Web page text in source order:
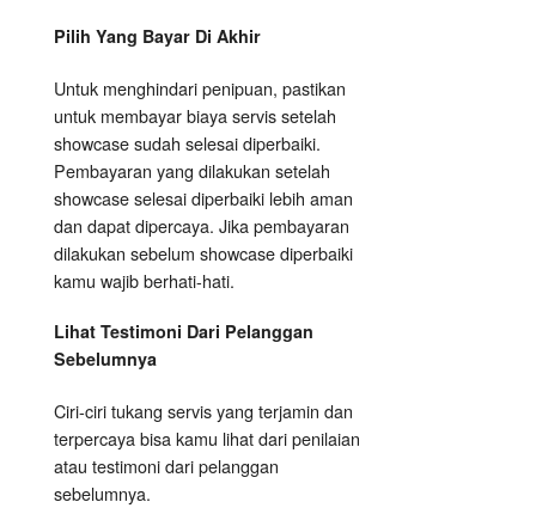
Pilih Yang Bayar Di Akhir
Untuk menghindari penipuan, pastikan
untuk membayar biaya servis setelah
showcase sudah selesai diperbaiki.
Pembayaran yang dilakukan setelah
showcase selesai diperbaiki lebih aman
dan dapat dipercaya. Jika pembayaran
dilakukan sebelum showcase diperbaiki
kamu wajib berhati-hati.
Lihat Testimoni Dari Pelanggan
Sebelumnya
Ciri-ciri tukang servis yang terjamin dan
terpercaya bisa kamu lihat dari penilaian
atau testimoni dari pelanggan
sebelumnya.